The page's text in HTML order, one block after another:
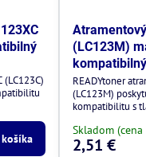
(LC123M)
kompatibilný
READYtoner
(LC123M)
kompatibilitu s
Skladom (cena
2,51 €